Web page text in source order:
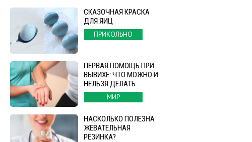
СКАЗОЧНАЯ КРАСКА
ДЛЯ ЯИЦ
ПРИКОЛЬНО
ПЕРВАЯ ПОМОЩЬ ПРИ
ВЫВИХЕ: ЧТО МОЖНО И
НЕЛЬЗЯ ДЕЛАТЬ
МИР
НАСКОЛЬКО ПОЛЕЗНА
ЖЕВАТЕЛЬНАЯ
РЕЗИНКА?